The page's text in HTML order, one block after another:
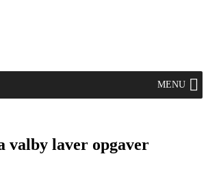
MENU
valby laver opgaver